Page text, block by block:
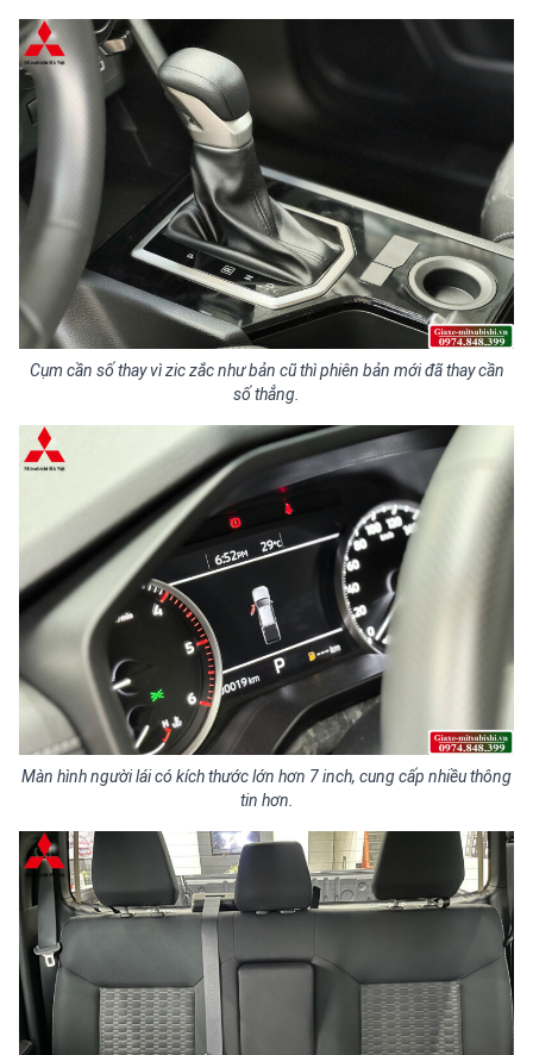
Cụm cần số thay vì zic zắc như bản cũ thì phiên bản mới đã thay cần
số thẳng.
Màn hình người lái có kích thước lớn hơn 7 inch, cung cấp nhiều thông
tin hơn.